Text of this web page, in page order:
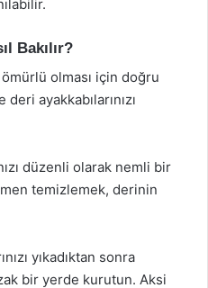
Bakılır?
olması için doğru
ayakkabılarınızı
düzenli olarak nemli bir
temizlemek, derinin
yıkadıktan sonra
bir yerde kurutun. Aksi